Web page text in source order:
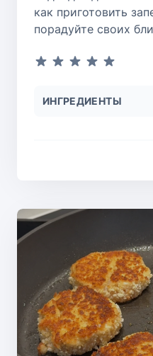
как приготовить
порадуйте своих
ИНГРЕДИЕНТЫ